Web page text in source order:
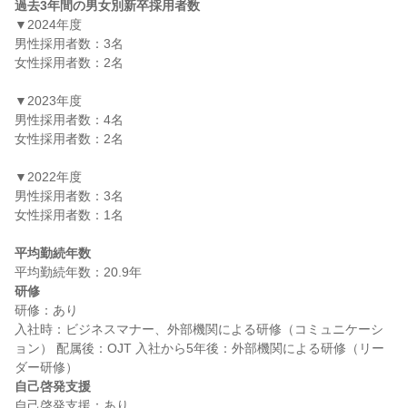
過去3年間の男女別新卒採用者数
▼2024年度
男性採用者数：3名
女性採用者数：2名
▼2023年度
男性採用者数：4名
女性採用者数：2名
▼2022年度
男性採用者数：3名
女性採用者数：1名
平均勤続年数
研修
研修：あり
入社時：ビジネスマナー、外部機関による研修（コミュニケーシ
ョン） 配属後：OJT 入社から5年後：外部機関による研修（リー
自己啓発支援